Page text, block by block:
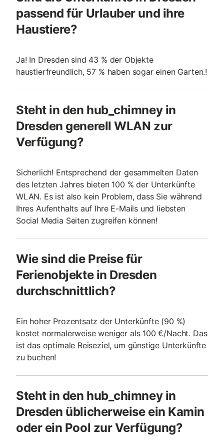
passend für Urlauber und ihre
Haustiere?
Ja! In Dresden sind 43 % der Objekte
haustierfreundlich, 57 % haben sogar einen Garten.!
Steht in den hub_chimney in
Dresden generell WLAN zur
Verfügung?
Sicherlich! Entsprechend der gesammelten Daten
des letzten Jahres bieten 100 % der Unterkünfte
WLAN. Es ist also kein Problem, dass Sie während
Ihres Aufenthalts auf Ihre E-Mails und liebsten
Social Media Seiten zugreifen können!
Wie sind die Preise für
Ferienobjekte in Dresden
durchschnittlich?
Ein hoher Prozentsatz der Unterkünfte (90 %)
kostet normalerweise weniger als 100 €/Nacht. Das
ist das optimale Reiseziel, um günstige Unterkünfte
zu buchen!
Steht in den hub_chimney in
Dresden üblicherweise ein Kamin
oder ein Pool zur Verfügung?